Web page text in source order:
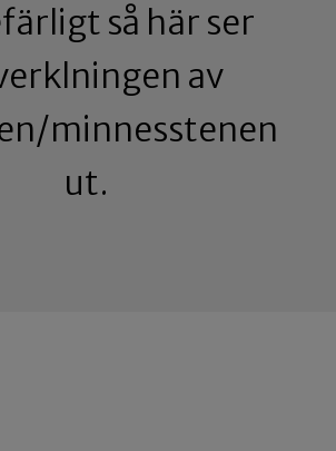
så här ser
av
minnesstenen
ut.